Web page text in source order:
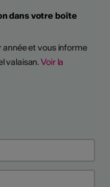
dans votre boîte
et vous informe
valaisan.Voir la